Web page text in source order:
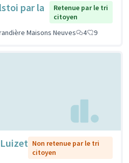
par la
Retenue par le tri
citoyen
Maisons Neuves
4 9
Non retenue par le tri
citoyen